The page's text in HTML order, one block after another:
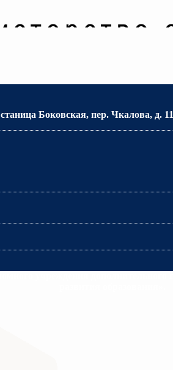
Боковская, пер. Чкалова, д. 11